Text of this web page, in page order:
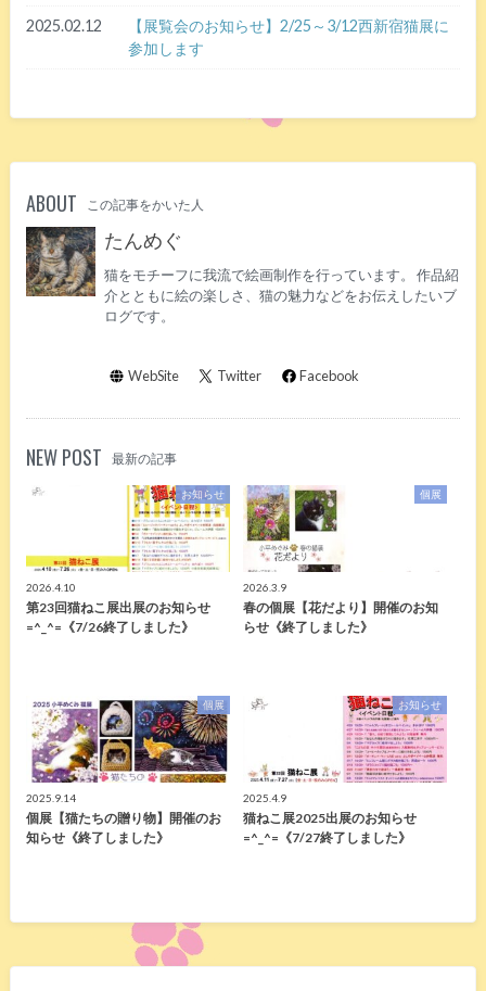
2025.02.12
【展覧会のお知らせ】2/25～3/12西新宿猫展に
参加します
ABOUT この記事をかいた人
たんめぐ
猫をモチーフに我流で絵画制作を行っています。 作品紹
介とともに絵の楽しさ、猫の魅力などをお伝えしたいブ
ログです。
WebSite Twitter Facebook
NEW POST 最新の記事
お知らせ
2026.4.10
第23回猫ねこ展出展のお知らせ
=^_^=《7/26終了しました》
個展
2026.3.9
春の個展【花だより】開催のお知
らせ《終了しました》
個展
2025.9.14
個展【猫たちの贈り物】開催のお
知らせ《終了しました》
お知らせ
2025.4.9
猫ねこ展2025出展のお知らせ
=^_^=《7/27終了しました》